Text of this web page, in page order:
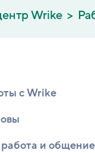
Wrike
с Wrike
и общение